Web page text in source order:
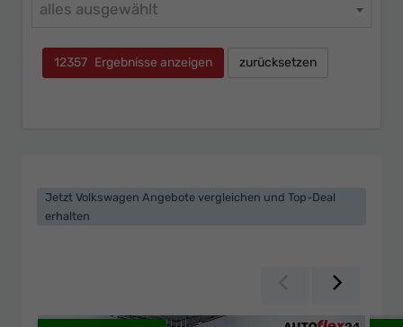
alles ausgewählt
12357 Ergebnisse anzeigen zurücksetzen
Jetzt Volkswagen Angebote vergleichen und Top-Deal
erhalten
Zurück